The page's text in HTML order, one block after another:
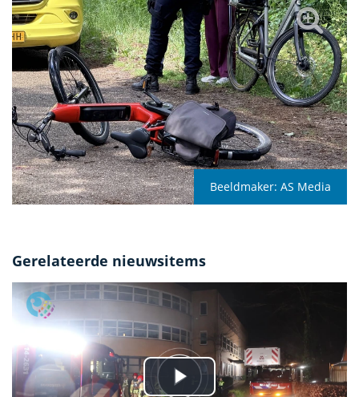
Beeldmaker: AS Media
Gerelateerde nieuwsitems